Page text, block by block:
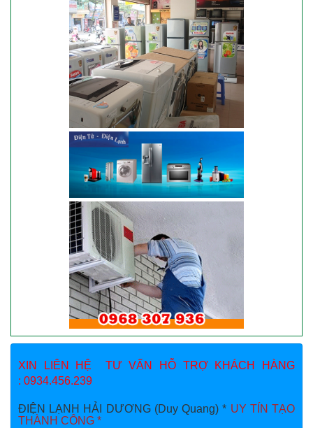
XIN LIÊN HỆ TƯ VẤN HỖ TRỢ KHÁCH HÀNG
: 0934.456.239
ĐIỆN LẠNH HẢI DƯƠNG (Duy Quang) * UY TÍN TẠO
THÀNH CÔNG *